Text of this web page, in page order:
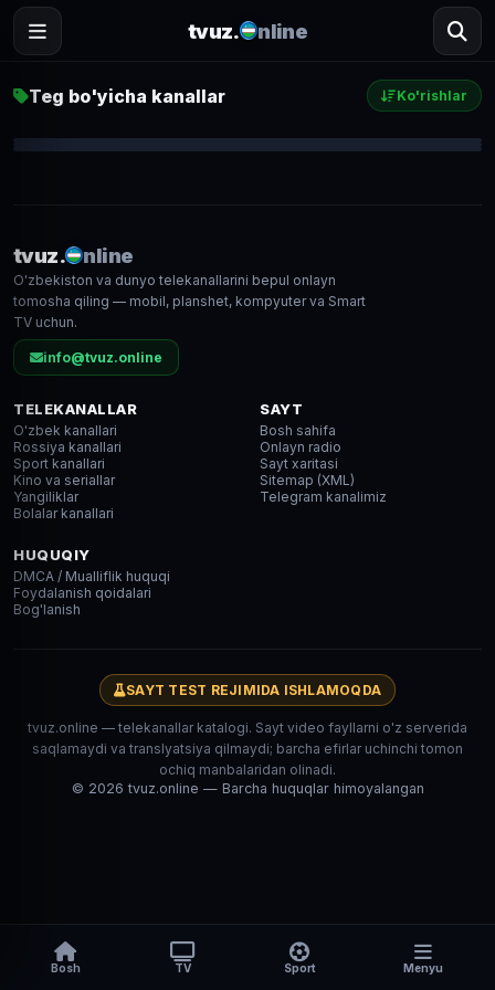
tvuz. nline
Teg bo'yicha kanallar Ko'rishlar
SD
Россия 1
Россия 24
HD
Первый канал
tvuz. nline
O'zbekiston va dunyo telekanallarini bepul onlayn
tomosha qiling — mobil, planshet, kompyuter va Smart
TV uchun.
info@tvuz.online
TELEKANALLAR
O'zbek kanallari
Rossiya kanallari
Sport kanallari
Kino va seriallar
Yangiliklar
Bolalar kanallari
SAYT
Bosh sahifa
Onlayn radio
Sayt xaritasi
Sitemap (XML)
Telegram kanalimiz
HUQUQIY
DMCA / Mualliflik huquqi
Foydalanish qoidalari
Bog'lanish
SAYT TEST REJIMIDA ISHLAMOQDA
tvuz.online — telekanallar katalogi. Sayt video fayllarni o'z serverida
saqlamaydi va translyatsiya qilmaydi; barcha efirlar uchinchi tomon
ochiq manbalaridan olinadi.
© 2026 tvuz.online — Barcha huquqlar himoyalangan
Bosh TV Sport Menyu